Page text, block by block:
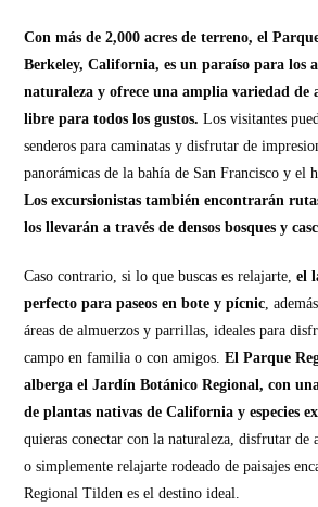
Con más de 2,000 acres de terreno, el
Berkeley, California, es un paraíso para los
naturaleza y ofrece una amplia variedad de
libre para todos los gustos. Los visitantes
senderos para caminatas y disfrutar de
panorámicas de la bahía de San Francisco y el
Los excursionistas también encontrarán
los llevarán a través de densos bosques y
Caso contrario, si lo que buscas es relajarte,el
perfecto para paseos en bote y pícnic,
áreas de almuerzos y parrillas, ideales para
campo en familia o con amigos.El Parque
alberga el Jardín Botánico Regional, con
de plantas nativas de California y especies
quieras conectar con la naturaleza, disfrutar de
o simplemente relajarte rodeado de paisajes
Regional Tilden es el destino ideal.